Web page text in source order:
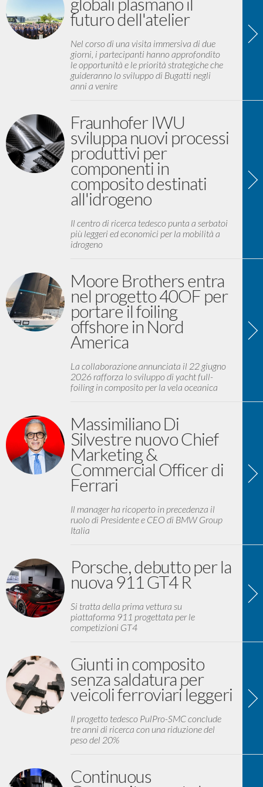
futuro dell'atelier
Nel corso di una visita immersiva di due
giorni, i partecipanti hanno approfondito
le opportunità e le priorità strategiche che
guideranno lo sviluppo di Bugatti negli
anni a venire
Fraunhofer IWU
sviluppa nuovi processi
produttivi per
componenti in
composito destinati
all'idrogeno
Il centro di ricerca tedesco punta a serbatoi
più leggeri ed economici per la mobilità a
idrogeno
Moore Brothers entra
nel progetto 40OF per
portare il foiling
offshore in Nord
America
La collaborazione annunciata il 22 giugno
2026 rafforza lo sviluppo di yacht full-
foiling in composito per la vela oceanica
Massimiliano Di
Silvestre nuovo Chief
Marketing &
Commercial Officer di
Ferrari
Il manager ha ricoperto in precedenza il
ruolo di Presidente e CEO di BMW Group
Italia
Porsche, debutto per la
nuova 911 GT4 R
Si tratta della prima vettura su
piattaforma 911 progettata per le
competizioni GT4
Giunti in composito
senza saldatura per
veicoli ferroviari leggeri
Il progetto tedesco PulPro-SMC conclude
tre anni di ricerca con una riduzione del
peso del 20%
Continuous